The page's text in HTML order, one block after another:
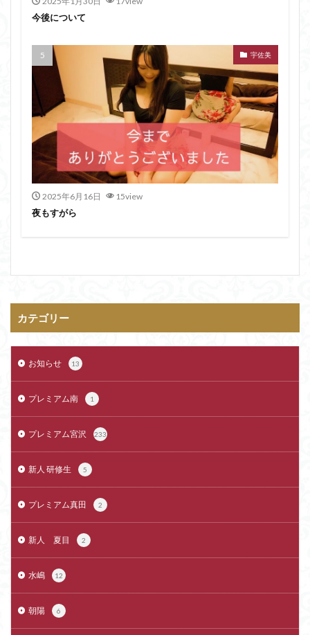
今後について
宇佐美
2025年6月16日 15view
夜もすがら
カテゴリー
お知らせ 13
プレミアム南 1
プレミアム宮沢 233
新人 研修生 5
プレミアム真田 2
新人 夏目 2
水嶋 12
朝陽 6